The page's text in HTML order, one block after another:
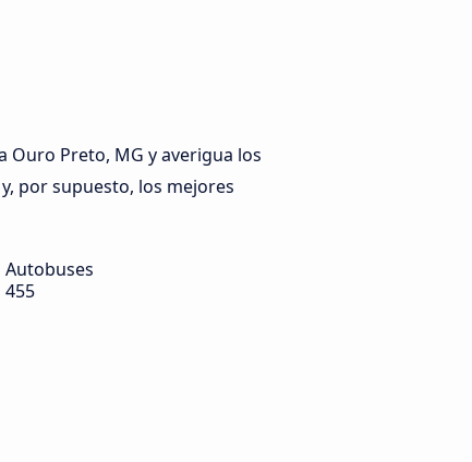
Ouro Preto, MG y averigua los
por supuesto, los mejores
Autobuses
455